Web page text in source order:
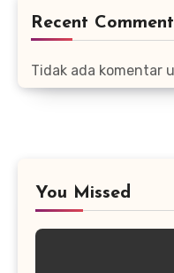
Recent
Tidak ada komentar
You Missed